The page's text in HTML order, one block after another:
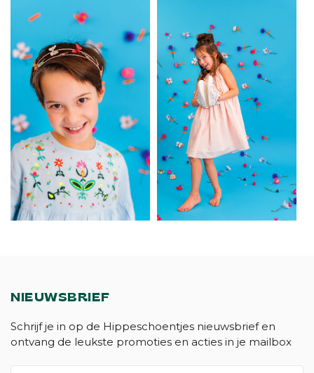
NIEUWSBRIEF
Schrijf je in op de Hippeschoentjes nieuwsbrief en
ontvang de leukste promoties en acties in je mailbox